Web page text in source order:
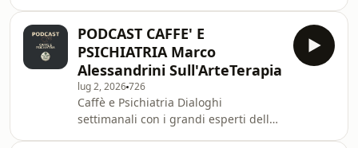
questo episodio
di Psichiatria, proponiamo un
incontro con i più qualificati esperti
italiani in psichiatria, psicologia e
neuroscienze.Un progetto di
educazione sanitaria e divulgazione
scientifica senza precedenti, per
ampiezza e qualità dei contenuti.🎙️ In
PODCAST CAFFE' E
PSICHIATRIA Marco
Alessandrini Sull'ArteTerapia
lug 2, 2026726
Caffè e Psichiatria Dialoghi
settimanali con i grandi esperti della